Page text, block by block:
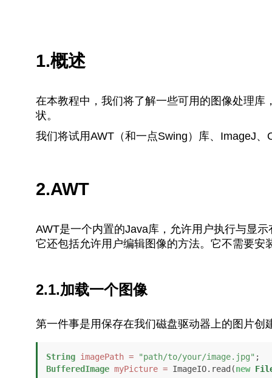
1.概述
在本教程中，我们将了解一些可用的图像处理
状。
我们将试用AWT（和一点Swing）库、ImageJ
2.AWT
AWT是一个内置的Java库，允许用户执行与显
它还包括允许用户编辑图像的方法。它不需要安
2.1.加载一个图像
第一件事是用保存在我们磁盘驱动器上的图片创
String imagePath = "path/to/your/image.jpg"
BufferedImage myPicture = ImageIO.read(new